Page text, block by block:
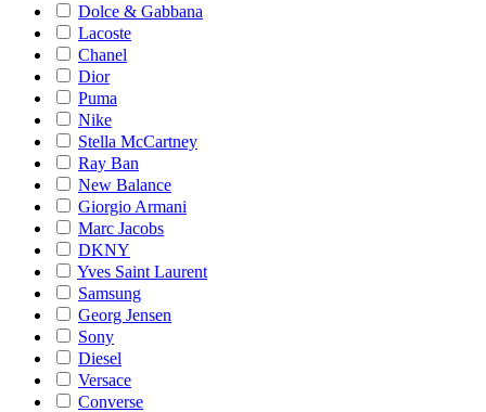
Dolce & Gabbana
Lacoste
Chanel
Dior
Puma
Nike
Stella McCartney
Ray Ban
New Balance
Giorgio Armani
Marc Jacobs
DKNY
Yves Saint Laurent
Samsung
Georg Jensen
Sony
Diesel
Versace
Converse